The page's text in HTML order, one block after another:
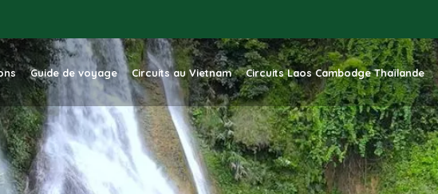
Guide de voyage Circuits au Vietnam Circuits Laos Cambodge Thaïlande